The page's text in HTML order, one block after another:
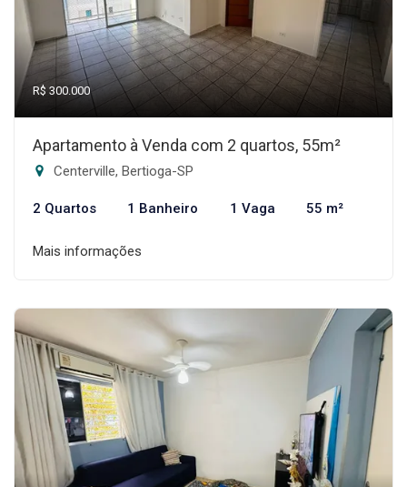
R$ 300.000
Apartamento à Venda com 2 quartos, 55m²
Centerville, Bertioga-SP
2 Quartos 1 Banheiro 1 Vaga 55 m²
Mais informações